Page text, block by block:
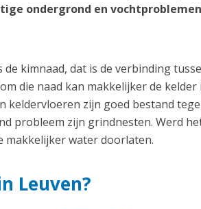
ondergrond en
kimnaad, dat is de verbinding
die naad kan makkelijker de kelder
keldervloeren zijn goed bestand
probleem zijn grindnesten. Werd
makkelijker water doorlaten.
Leuven?